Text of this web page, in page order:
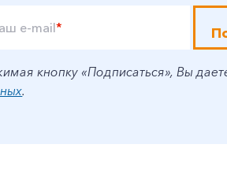
e-mail*
кнопку «Подписаться», Вы
.